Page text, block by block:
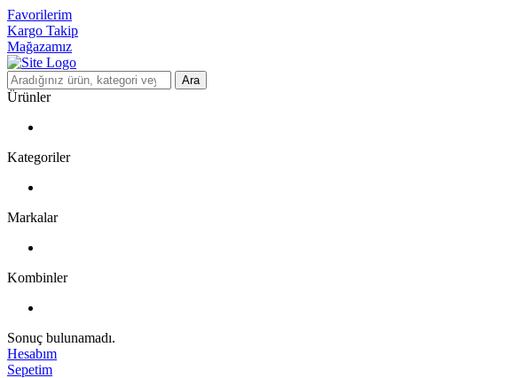
Favorilerim
Kargo Takip
Mağazamız
Ara
Ürünler
Kategoriler
Markalar
Kombinler
Sonuç bulunamadı.
Hesabım
Sepetim